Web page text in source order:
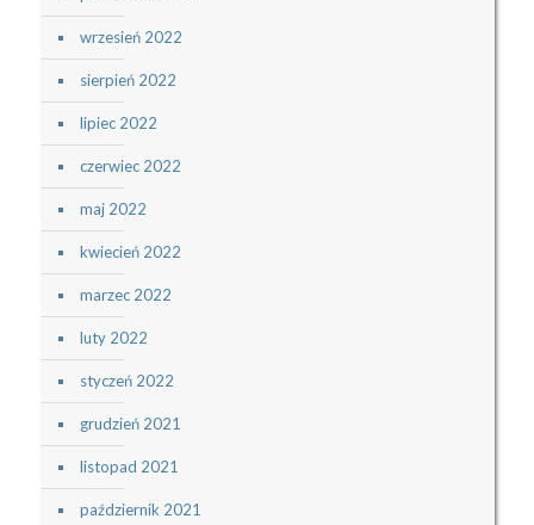
wrzesień 2022
sierpień 2022
lipiec 2022
czerwiec 2022
maj 2022
kwiecień 2022
marzec 2022
luty 2022
styczeń 2022
grudzień 2021
listopad 2021
październik 2021